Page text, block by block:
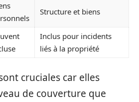
Structure et biens
Inclus pour incidents
liés à la propriété
cruciales car elles
de couverture que